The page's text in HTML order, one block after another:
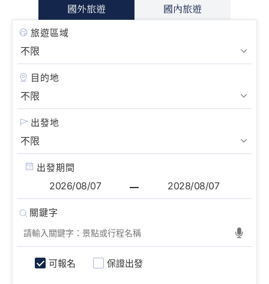
國外旅遊 國內旅遊
旅遊區域
目的地
出發地
出發期間
可報名 保證出發